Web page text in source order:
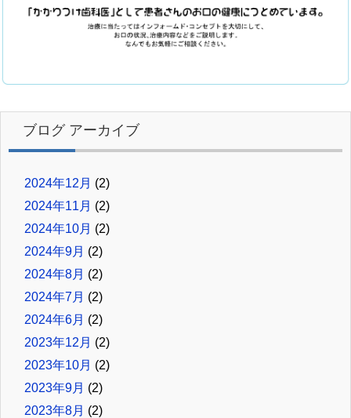
ブログ アーカイブ
2024年12月 (2)
2024年11月 (2)
2024年10月 (2)
2024年9月 (2)
2024年8月 (2)
2024年7月 (2)
2024年6月 (2)
2023年12月 (2)
2023年10月 (2)
2023年9月 (2)
2023年8月 (2)